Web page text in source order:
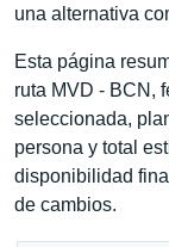
una alternativa
Esta página
ruta MVD - BCN,
seleccionada,
persona y total
disponibilidad
de cambios.